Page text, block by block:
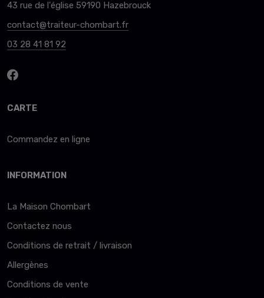
43 rue de l'église 59190 Hazebrouck
contact@traiteur-chombart.fr
03 28 41 81 92
CARTE
Commandez en ligne
INFORMATION
La Maison Chombart
Contactez nous
Conditions de retrait / livraison
Allergènes
Conditions de vente